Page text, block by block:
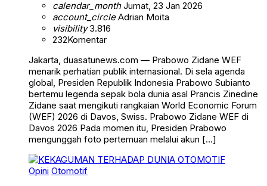
calendar_monthJumat, 23 Jan 2026
account_circleAdrian Moita
visibility3.816
232Komentar
Jakarta, duasatunews.com — Prabowo Zidane WEF
menarik perhatian publik internasional. Di sela agenda
global, Presiden Republik Indonesia Prabowo Subianto
bertemu legenda sepak bola dunia asal Prancis Zinedine
Zidane saat mengikuti rangkaian World Economic Forum
(WEF) 2026 di Davos, Swiss. Prabowo Zidane WEF di
Davos 2026 Pada momen itu, Presiden Prabowo
mengunggah foto pertemuan melalui akun […]
Opini Otomotif